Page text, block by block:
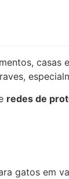
casas
redes de